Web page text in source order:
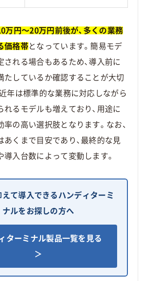
万円〜20万円前後が、多くの業務
価格帯となっています。簡易モデ
される場合もあるため、導入前に
たしているか確認することが大切
近年は標準的な業務に対応しながら
れるモデルも増えており、用途に
の高い選択肢となります。なお、
あくまで目安であり、最終的な見
導入台数によって変動します。
えて導入できるハンディターミ
ナルをお探しの方へ
ターミナル製品一覧を見る
＞